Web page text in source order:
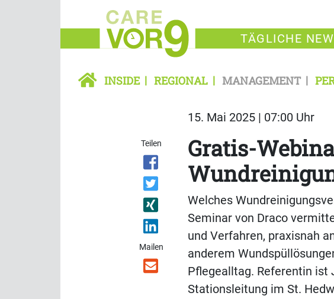
TÄGLICHE
INSIDE REGIONAL MANAGEMENT
15. Mai 2025 | 07:00 Uhr
Teilen
Mailen
Gratis-
Welches
Seminar von Draco
und Verfahren, praxisnah
anderem
Pflegealltag. Referentin ist
Stationsleitung im St.